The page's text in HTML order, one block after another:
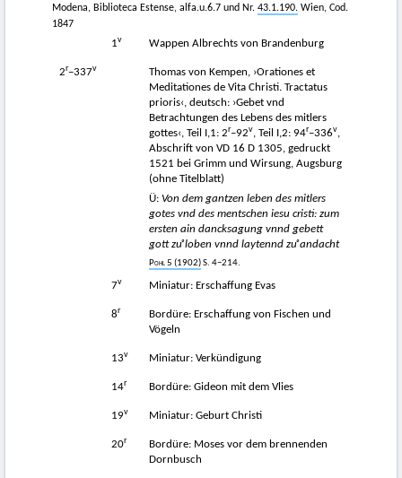
Modena, Biblioteca Estense, alfa.u.6.7 und Nr. 43.1.190. Wien, Cod.
1847
1v Wappen Albrechts von Brandenburg
2r−337v
Thomas von Kempen, ›Orationes et
Meditationes de Vita Christi. Tractatus
prioris‹, deutsch: ›Gebet vnd
Betrachtungen des Lebens des mitlers
gottes‹, Teil I,1: 2r–92v, Teil I,2: 94r–336v,
Abschrift von VD 16 D 1305, gedruckt
1521 bei Grimm und Wirsung, Augsburg
(ohne Titelblatt)
Ü: Von dem gantzen leben des mitlers
gotes vnd des mentschen iesu cristi: zum
ersten ain dancksagung vnnd gebett
gott zuͦ loben vnnd laytennd zuͦ andacht
Pohl 5 (1902)S. 4−214.
7v Miniatur: Erschaffung Evas
8r
Bordüre: Erschaffung von Fischen und
Vögeln
13v Miniatur: Verkündigung
14r Bordüre: Gideon mit dem Vlies
19v Miniatur: Geburt Christi
20r
Bordüre: Moses vor dem brennenden
Dornbusch